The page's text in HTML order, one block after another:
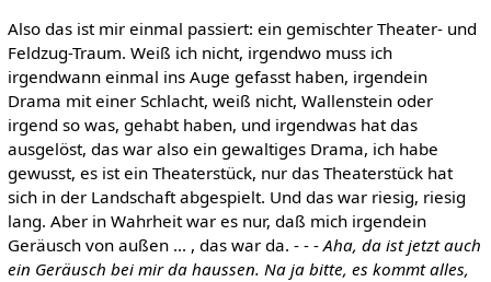
Also das ist mir einmal passiert: ein gemischter Theater- und
Feldzug-Traum. Weiß ich nicht, irgendwo muss ich
irgendwann einmal ins Auge gefasst haben, irgendein
Drama mit einer Schlacht, weiß nicht, Wallenstein oder
irgend so was, gehabt haben, und irgendwas hat das
ausgelöst, das war also ein gewaltiges Drama, ich habe
gewusst, es ist ein Theaterstück, nur das Theaterstück hat
sich in der Landschaft abgespielt. Und das war riesig, riesig
lang. Aber in Wahrheit war es nur, daß mich irgendein
Geräusch von außen ... , das war da. - - - Aha, da ist jetzt auch
ein Geräusch bei mir da haussen. Na ja bitte, es kommt alles,